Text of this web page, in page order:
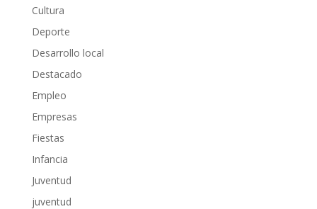
Cultura
Deporte
Desarrollo local
Destacado
Empleo
Empresas
Fiestas
Infancia
Juventud
juventud